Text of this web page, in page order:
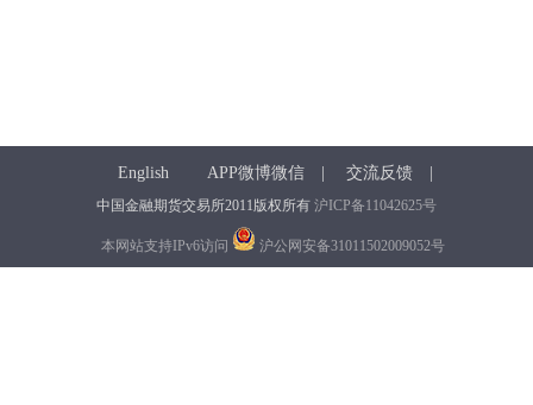
English APP微博微信 交流反馈
中国金融期货交易所2011版权所有 沪ICP备11042625号
本网站支持IPv6访问 沪公网安备31011502009052号